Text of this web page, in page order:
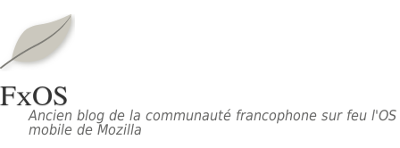
FxOS
Ancien blog de la communauté francophone sur feu l'OS
mobile de Mozilla